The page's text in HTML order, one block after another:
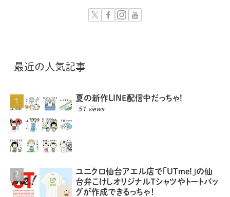
最近の人気記事
夏の新作LINE配信中だっちゃ!
51 views
ユニクロ仙台アエル店で「UTme!」の仙
台弁こけしオリジナルTシャツやトートバッ
グが作成できるっちゃ！